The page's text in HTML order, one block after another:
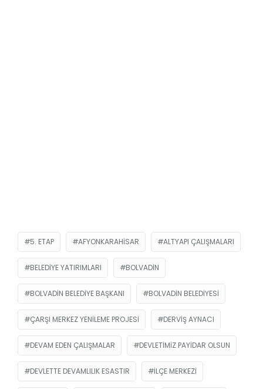
5. ETAP AFYONKARAHISAR ALTYAPI ÇALIŞMALARI
BELEDIYE YATIRIMLARI BOLVADIN
BOLVADIN BELEDIYE BAŞKANI BOLVADIN BELEDIYESI
ÇARŞI MERKEZ YENILEME PROJESI DERVIŞ AYNACI
DEVAM EDEN ÇALIŞMALAR DEVLETIMIZ PAYIDAR OLSUN
DEVLETTE DEVAMLILIK ESASTIR İLÇE MERKEZI